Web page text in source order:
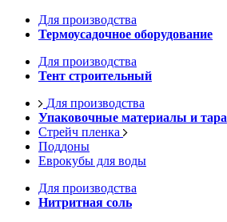
Для производства
Термоусадочное оборудование
Для производства
Тент строительный
Для производства
Упаковочные материалы и тара
Стрейч пленка
Поддоны
Еврокубы для воды
Для производства
Нитритная соль